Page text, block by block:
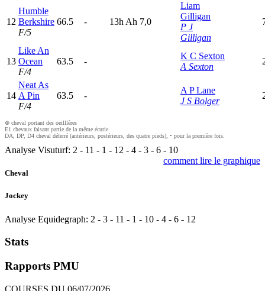
12
Humble
Berkshire
F/5
66.5 - 13h Ah 7,0
Liam
Gilligan
P J
Gilligan
13
Like An
Ocean
F/4
63.5 -
K C Sexton
A Sexton
14
Neat As
A Pin
F/4
63.5 -
A P Lane
J S Bolger
⊗ cheval portant des oeilllères
E1 chevaux faisant partie de la même écurie
DA, DP, D4 cheval déferré (antérieurs, postérieurs, des quatre pieds), • pour la première fois.
Analyse Visuturf: 2 - 11 - 1 - 12 - 4 - 3 - 6 - 10
comment lire le graphique
Cheval
Jockey
Analyse Equidegraph: 2 - 3 - 11 - 1 - 10 - 4 - 6 - 12
Stats
Rapports PMU
COURSES DU 06/07/2026